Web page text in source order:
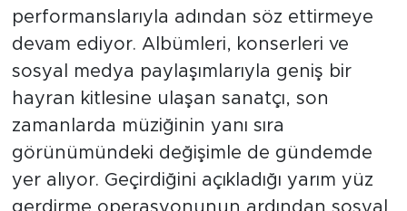
performanslarıyla adından söz ettirmeye
devam ediyor. Albümleri, konserleri ve
sosyal medya paylaşımlarıyla geniş bir
hayran kitlesine ulaşan sanatçı, son
zamanlarda müziğinin yanı sıra
görünümündeki değişimle de gündemde
yer alıyor. Geçirdiğini açıkladığı yarım yüz
gerdirme operasyonunun ardından sosyal